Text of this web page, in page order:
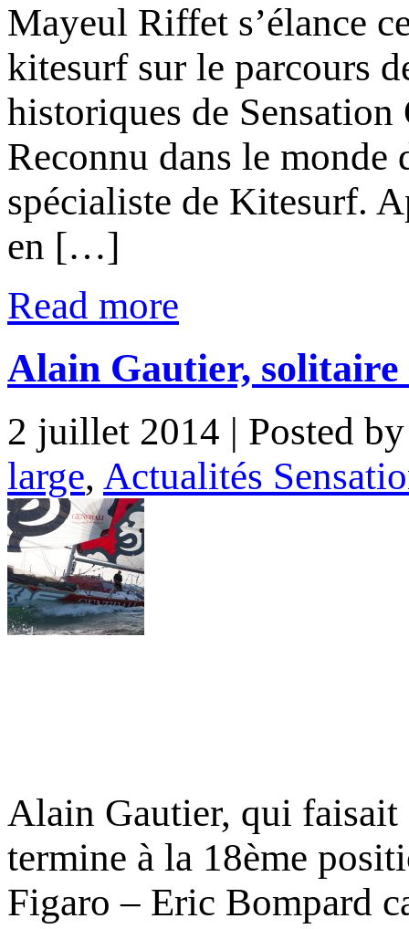
Mayeul Riffet s’élance
kitesurf sur le parcours
historiques de Sensation
Reconnu dans le monde
spécialiste de Kitesurf.
en […]
Read more
Alain Gautier,
2 juillet 2014 | Posted
large, Actualités
Alain Gautier, qui faisait
termine à la 18ème
Figaro – Eric Bompard